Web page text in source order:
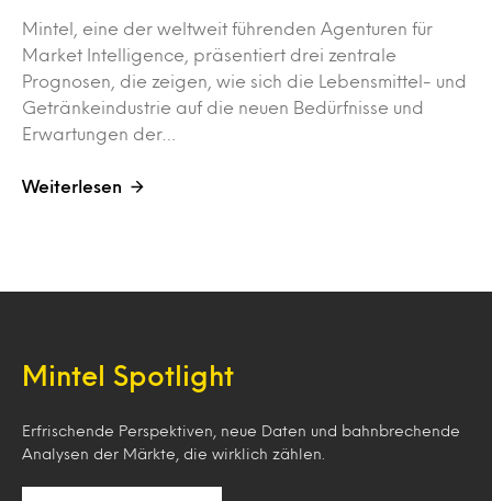
Mintel, eine der weltweit führenden Agenturen für
Market Intelligence, präsentiert drei zentrale
Prognosen, die zeigen, wie sich die Lebensmittel- und
Getränkeindustrie auf die neuen Bedürfnisse und
Erwartungen der…
Weiterlesen
Mintel Spotlight
Erfrischende Perspektiven, neue Daten und bahnbrechende
Analysen der Märkte, die wirklich zählen.